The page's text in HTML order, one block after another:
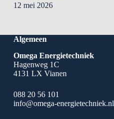
12 mei 2026
Algemeen
Omega Energietechniek
Hagenweg 1C
4131 LX Vianen
088 20 56 101
info@omega-energietechniek.nl